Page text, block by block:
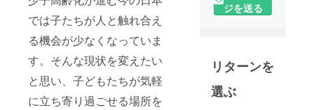
では子たちが人と触れ合え
る機会が少なくなっていま
す。そんな現状を変えたい
と思い、子どもたちが気軽
に立ち寄り過ごせる場所を
域の子ども
モットー
に、寺子屋
や子ども食
ジを送る
リターンを
選ぶ